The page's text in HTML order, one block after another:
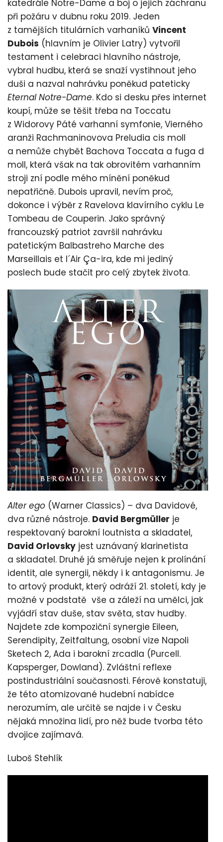
katedrále Notre-Dame a boj o jejich záchranu
při požáru v dubnu roku 2019. Jeden
z tamějších titulárních varhaníků Vincent
Dubois (hlavním je Olivier Latry) vytvořil
testament i celebraci hlavního nástroje,
vybral hudbu, která se snaží vystihnout jeho
duši a nazval nahrávku poněkud pateticky
Eternal Notre-Dame. Kdo si desku přes internet
koupí, může se těšit třeba na Toccatu
z Widorovy Páté varhanní symfonie, Vierného
aranži Rachmaninovova Preludia cis moll
a nemůže chybět Bachova Toccata a fuga d
moll, která však na tak obrovitém varhanním
stroji zní podle mého mínění poněkud
nepatřičně. Dubois upravil, nevím proč,
dokonce i výběr z Ravelova klavírního cyklu Le
Tombeau de Couperin. Jako správný
francouzský patriot završil nahrávku
patetickým Balbastreho Marche des
Marseillais et l´Air Ça-ira, kde mi jediný
poslech bude stačit pro celý zbytek života.
Alter ego (Warner Classics) – dva Davidové,
dva různé nástroje. David Bergmüller je
respektovaný barokní loutnista a skladatel,
David Orlovsky jest uznávaný klarinetista
a skladatel. Druhé já směřuje nejen k prolínání
identit, ale synergii, někdy i k antagonismu. Je
to artový produkt, který odráží 21. století, kdy je
možné v podstatě vše a záleží na umělci, jak
vyjádří stav duše, stav světa, stav hudby.
Najdete zde kompoziční synergie Eileen,
Serendipity, Zeitfaltung, osobní vize Napoli
Sketech 2, Ada i barokní zrcadla (Purcell.
Kapsperger, Dowland). Zvláštní reflexe
postindustriální současnosti. Férově konstatuji,
že této atomizované hudební nabídce
nerozumím, ale určitě se najde i v Česku
nějaká množina lidí, pro něž bude tvorba této
dvojice zajímavá.
Luboš Stehlík